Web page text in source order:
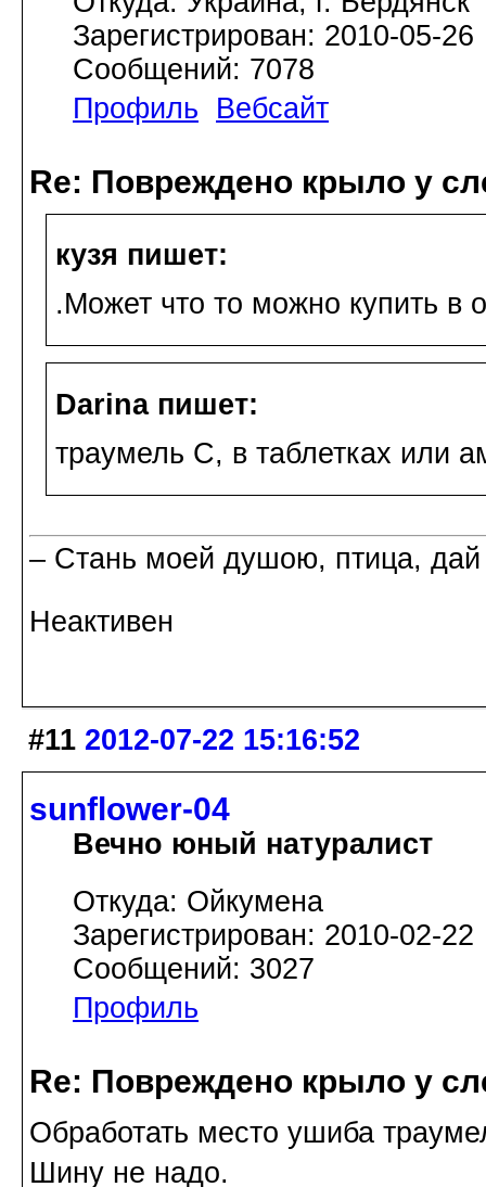
Зарегистрирован: 2010-05-26
Сообщений: 7078
Профиль
Вебсайт
Re: Повреждено крыло у
кузя пишет:
.Может что то можно купить в
Darina пишет:
траумель С, в таблетках или
– Стань моей душою, птица,
Неактивен
#11 2012-07-22 15:16:52
sunflower-04
Вечно юный натуралист
Откуда: Ойкумена
Зарегистрирован: 2010-02-22
Сообщений: 3027
Профиль
Re: Повреждено крыло у
Обработать место ушиба
Шину не надо.